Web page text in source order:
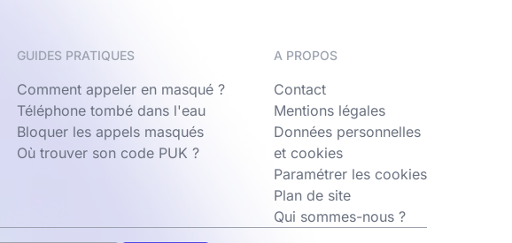
GUIDES PRATIQUES
Comment appeler en masqué ?
Téléphone tombé dans l'eau
Bloquer les appels masqués
Où trouver son code PUK ?
A PROPOS
Contact
Mentions légales
Données personnelles
et cookies
Paramétrer les cookies
Plan de site
Qui sommes-nous ?